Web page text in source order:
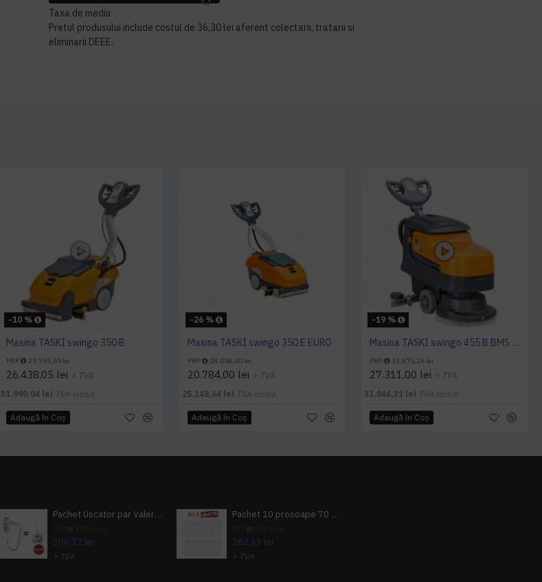
Taxa de mediu
Pretul produsului include costul de 36,30 lei aferent colectarii, tratarii si
eliminarii DEEE.
-10 %
Masina TASKI swingo 350 B
PRP 29.395,69 lei
26.438,05 lei + TVA
31.990,04 lei TVA inclus
Adaugă în Coş
-26 %
Masina TASKI swingo 350 E EURO
PRP 28.058,40 lei
20.784,00 lei + TVA
25.148,64 lei TVA inclus
Adaugă în Coş
-19 %
Masina TASKI swingo 455 B BMS EURO, 900 W
PRP 33.875,26 lei
27.311,00 lei + TVA
33.046,31 lei TVA inclus
Adaugă în Coş
Pachet Uscator par Valera Action Super Plus + GRATUIT Sampon si gel de dus Tork
300,72 lei
+ TVA
Pachet 10 prosoape 70 x 140cm 9 + 1 gratuit
282,33 lei
+ TVA